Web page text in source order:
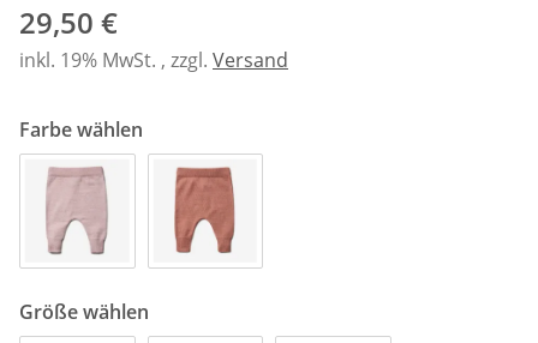
29,50 €
inkl. 19% MwSt. , zzgl. Versand
Farbe wählen
Größe wählen